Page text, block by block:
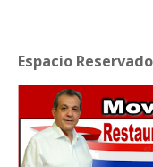
Espacio Reservado